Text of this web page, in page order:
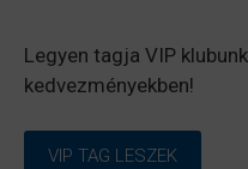
Legyen tagja VIP
kedvezményekben!
VIP TAG LESZEK